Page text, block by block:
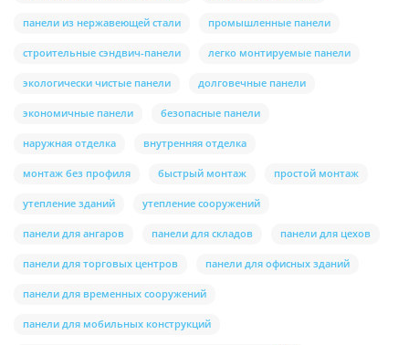
панели из нержавеющей стали промышленные панели
строительные сэндвич-панели легко монтируемые панели
экологически чистые панели долговечные панели
экономичные панели безопасные панели
наружная отделка внутренняя отделка
монтаж без профиля быстрый монтаж простой монтаж
утепление зданий утепление сооружений
панели для ангаров панели для складов панели для цехов
панели для торговых центров панели для офисных зданий
панели для временных сооружений
панели для мобильных конструкций